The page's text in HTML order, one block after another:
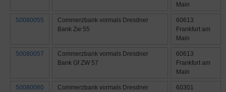
Main
50080055
Commerzbank vormals Dresdner
Bank Zw 55
60613
Frankfurt am
Main
50080057
Commerzbank vormals Dresdner
Bank Gf ZW 57
60613
Frankfurt am
Main
50080060
Commerzbank vormals Dresdner
60301